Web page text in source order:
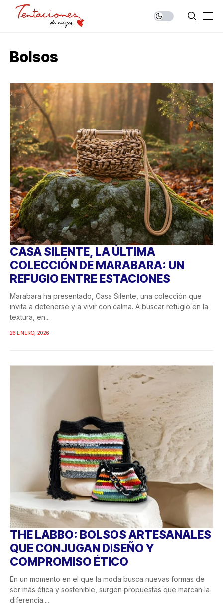
Bolsos
CASA SILENTE, LA ÚLTIMA
COLECCIÓN DE MARABARA: UN
REFUGIO ENTRE ESTACIONES
Marabara ha presentado, Casa Silente, una colección que
invita a detenerse y a vivir con calma. A buscar refugio en la
textura, en...
26 ENERO, 2026
THE LABBO: BOLSOS ARTESANALES
QUE CONJUGAN DISEÑO Y
COMPROMISO ÉTICO
En un momento en el que la moda busca nuevas formas de
ser más ética y sostenible, surgen propuestas que marcan la
diferencia....